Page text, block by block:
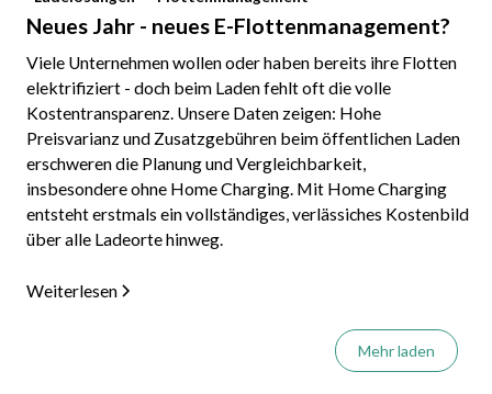
Neues Jahr - neues E-Flottenmanagement?
Viele Unternehmen wollen oder haben bereits ihre Flotten
elektrifiziert - doch beim Laden fehlt oft die volle
Kostentransparenz. Unsere Daten zeigen: Hohe
Preisvarianz und Zusatzgebühren beim öffentlichen Laden
erschweren die Planung und Vergleichbarkeit,
insbesondere ohne Home Charging. Mit Home Charging
entsteht erstmals ein vollständiges, verlässiches Kostenbild
über alle Ladeorte hinweg.
Weiterlesen
Mehr laden